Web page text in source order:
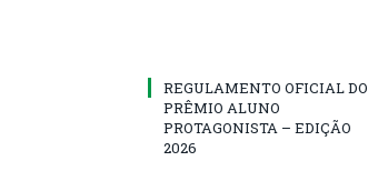
REGULAMENTO OFICIAL DO
PRÊMIO ALUNO
PROTAGONISTA – EDIÇÃO
2026